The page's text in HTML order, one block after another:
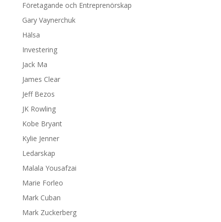
Företagande och Entreprenörskap
Gary Vaynerchuk
Hälsa
Investering
Jack Ma
James Clear
Jeff Bezos
JK Rowling
Kobe Bryant
Kylie Jenner
Ledarskap
Malala Yousafzai
Marie Forleo
Mark Cuban
Mark Zuckerberg